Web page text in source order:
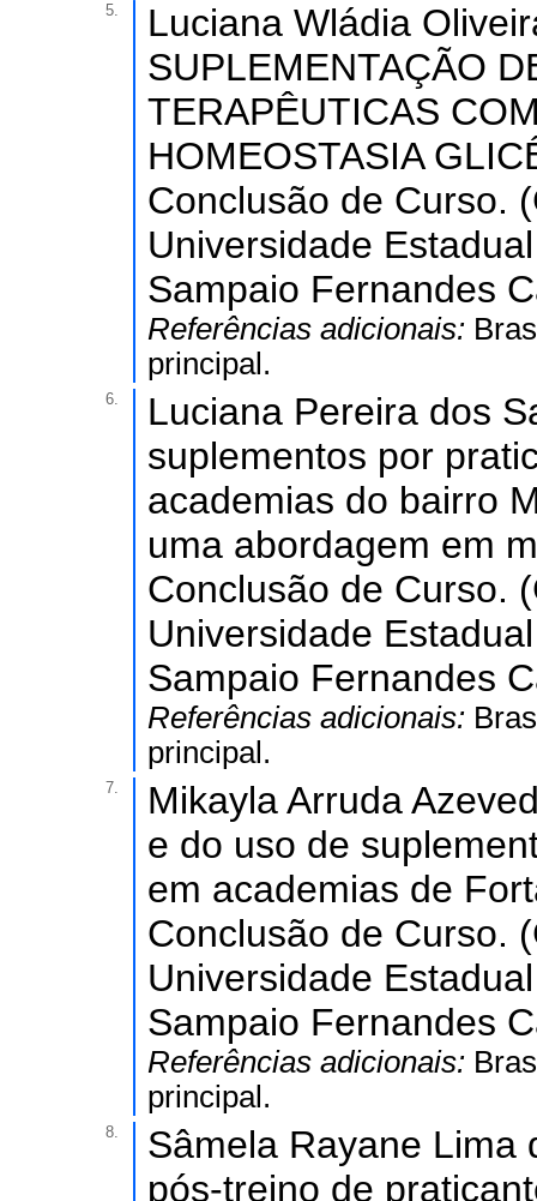
5.
Luciana Wládia
SUPLEMENTAÇÃO
TERAPÊUTICAS
HOMEOSTASIA
Conclusão de Curso.
Universidade
Sampaio Fernandes
Referências adicionais:
principal.
6.
Luciana Pereira dos
suplementos por
academias do bairro
uma abordagem em
Conclusão de Curso.
Universidade
Sampaio Fernandes
Referências adicionais:
principal.
7.
Mikayla Arruda
e do uso de
em academias de
Conclusão de Curso.
Universidade
Sampaio Fernandes
Referências adicionais:
principal.
8.
Sâmela Rayane Lima
pós-treino de